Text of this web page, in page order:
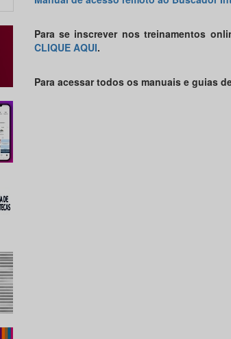
Para se inscrever nos treinamentos
CLIQUE AQUI.
Para acessar todos os manuais e guias